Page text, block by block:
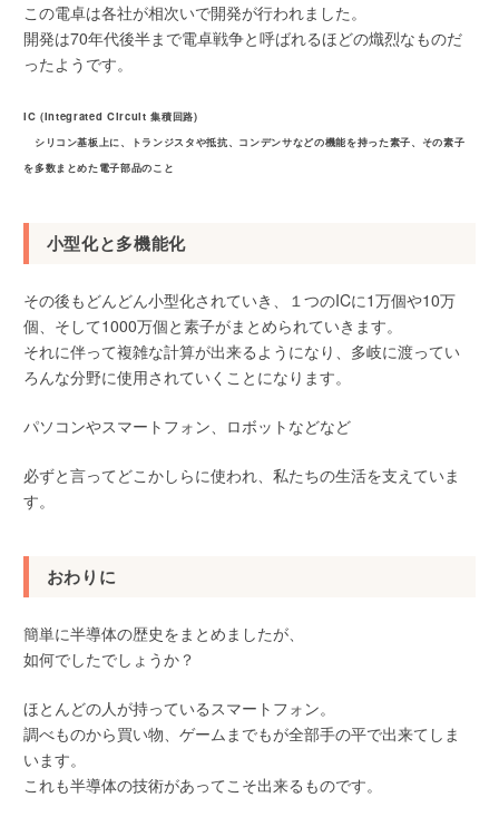
この電卓は各社が相次いで開発が行われました。
開発は70年代後半まで電卓戦争と呼ばれるほどの熾烈なものだ
ったようです。
IC (Integrated Circuit 集積回路)
シリコン基板上に、トランジスタや抵抗、コンデンサなどの機能を持った素子、その素子
を多数まとめた電子部品のこと
小型化と多機能化
その後もどんどん小型化されていき、１つのICに1万個や10万
個、そして1000万個と素子がまとめられていきます。
それに伴って複雑な計算が出来るようになり、多岐に渡ってい
ろんな分野に使用されていくことになります。
パソコンやスマートフォン、ロボットなどなど
必ずと言ってどこかしらに使われ、私たちの生活を支えていま
す。
おわりに
簡単に半導体の歴史をまとめましたが、
如何でしたでしょうか？
ほとんどの人が持っているスマートフォン。
調べものから買い物、ゲームまでもが全部手の平で出来てしま
います。
これも半導体の技術があってこそ出来るものです。